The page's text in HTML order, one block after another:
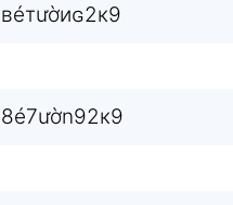
вéтườиɢ2к9
8é7ườn92к9